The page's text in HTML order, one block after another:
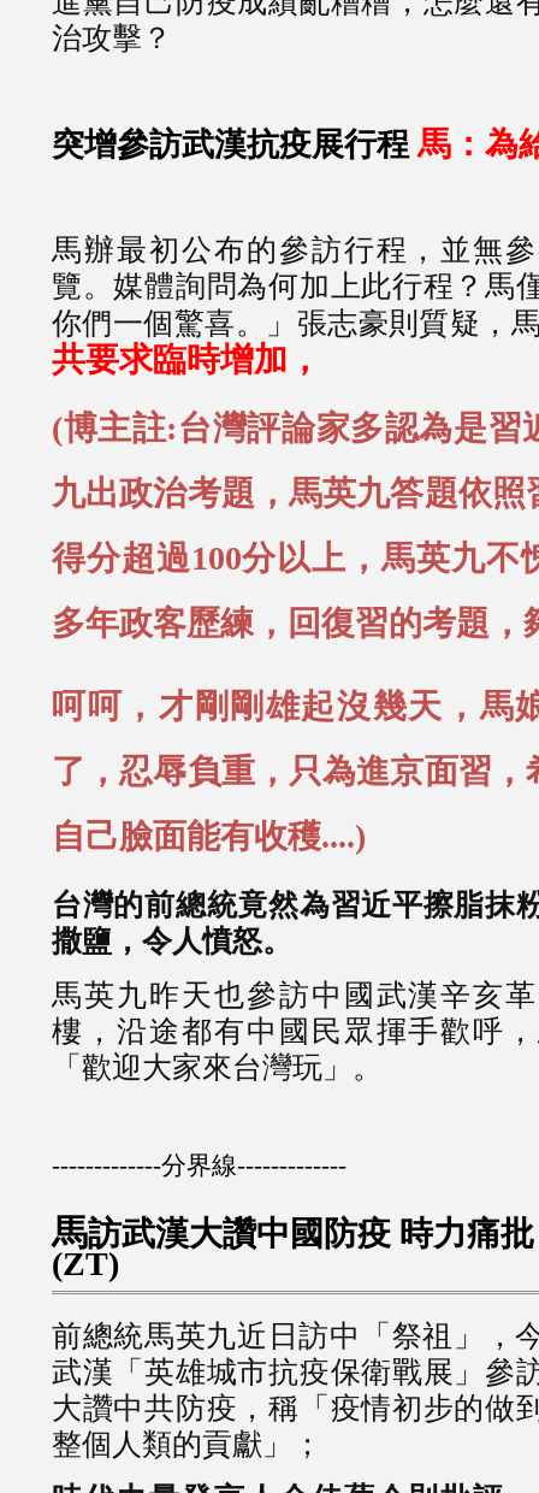
治攻擊？
突增參訪武漢抗疫展行程馬：為
馬辦最初公布的參訪行程，並無
覽。媒體詢問為何加上此行程？馬
你們一個驚喜。」張志豪則質疑，
共要求臨時增加，
(博主註:台灣評論家多認為是習
九出政治考題，馬英九答題依照
得分超過100分以上，馬英九不
多年政客歷練，回復習的考題，
呵呵，才剛剛雄起沒幾天，馬
了，忍辱負重，只為進京面習，
自己臉面能有收穫....)
台灣的前總統竟然為習近平擦脂抹
撒鹽，令人憤怒。
馬英九昨天也參訪中國武漢辛亥
樓，沿途都有中國民眾揮手歡呼
「歡迎大家來台灣玩」。
-------------分界線-------------
馬訪武漢大讚中國防疫 時力痛批
(ZT)
前總統馬英九近日訪中「祭祖」，
武漢「英雄城市抗疫保衛戰展」參
大讚中共防疫，稱「疫情初步的做
整個人類的貢獻」；